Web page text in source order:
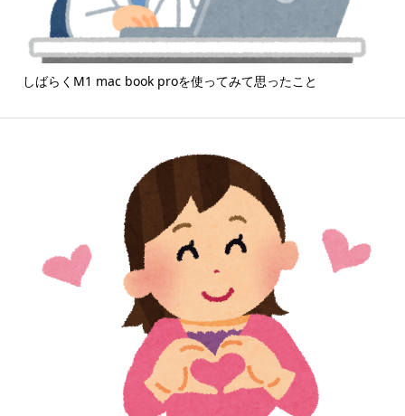
しばらくM1 mac book proを使ってみて思ったこと